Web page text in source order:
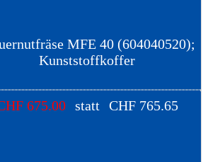
MFE 40 (604040520);
Kunststoffkoffer
675.00 statt CHF 765.65